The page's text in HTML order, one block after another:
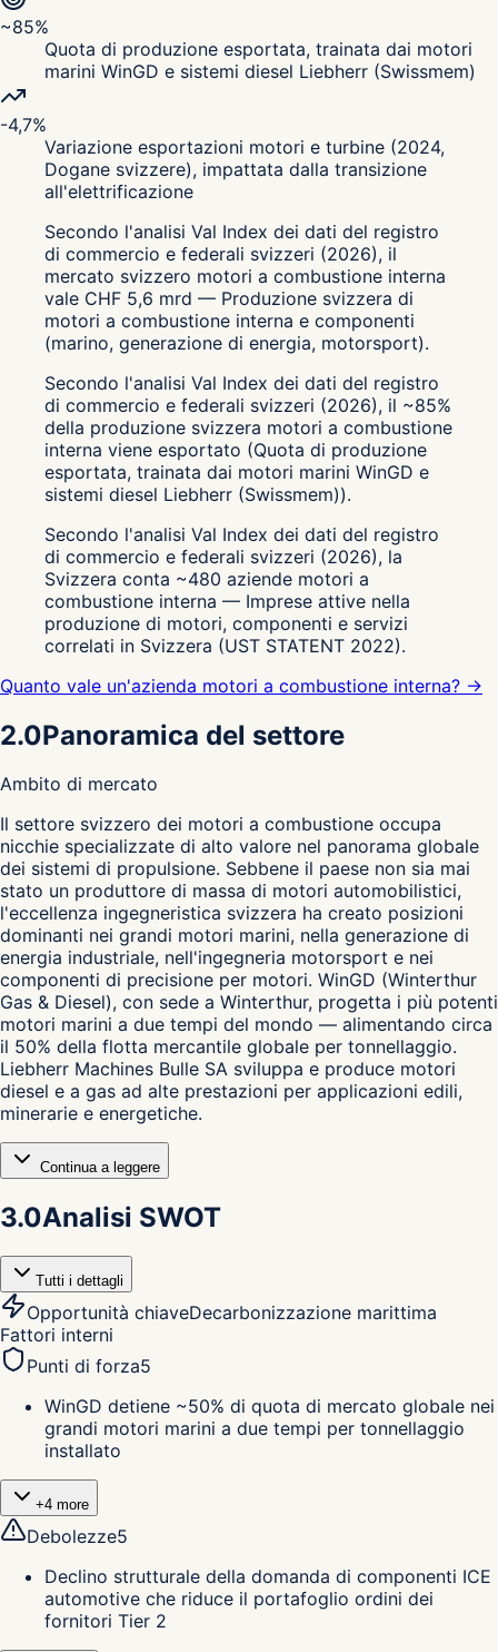
~85%
Quota di produzione esportata, trainata dai motori
marini WinGD e sistemi diesel Liebherr (Swissmem)
-4,7%
Variazione esportazioni motori e turbine (2024,
Dogane svizzere), impattata dalla transizione
all'elettrificazione
Secondo l'analisi Val Index dei dati del registro
di commercio e federali svizzeri (2026), il
mercato svizzero motori a combustione interna
vale CHF 5,6 mrd — Produzione svizzera di
motori a combustione interna e componenti
(marino, generazione di energia, motorsport).
Secondo l'analisi Val Index dei dati del registro
di commercio e federali svizzeri (2026), il ~85%
della produzione svizzera motori a combustione
interna viene esportato (Quota di produzione
esportata, trainata dai motori marini WinGD e
sistemi diesel Liebherr (Swissmem)).
Secondo l'analisi Val Index dei dati del registro
di commercio e federali svizzeri (2026), la
Svizzera conta ~480 aziende motori a
combustione interna — Imprese attive nella
produzione di motori, componenti e servizi
correlati in Svizzera (UST STATENT 2022).
Quanto vale un'azienda motori a combustione interna? →
2.0Panoramica del settore
Ambito di mercato
Il settore svizzero dei motori a combustione occupa
nicchie specializzate di alto valore nel panorama globale
dei sistemi di propulsione. Sebbene il paese non sia mai
stato un produttore di massa di motori automobilistici,
l'eccellenza ingegneristica svizzera ha creato posizioni
dominanti nei grandi motori marini, nella generazione di
energia industriale, nell'ingegneria motorsport e nei
componenti di precisione per motori. WinGD (Winterthur
Gas & Diesel), con sede a Winterthur, progetta i più potenti
motori marini a due tempi del mondo — alimentando circa
il 50% della flotta mercantile globale per tonnellaggio.
Liebherr Machines Bulle SA sviluppa e produce motori
diesel e a gas ad alte prestazioni per applicazioni edili,
minerarie e energetiche.
Continua a leggere
3.0Analisi SWOT
Tutti i dettagli
Opportunità chiaveDecarbonizzazione marittima
Fattori interni
Punti di forza5
WinGD detiene ~50% di quota di mercato globale nei
grandi motori marini a due tempi per tonnellaggio
installato
+4 more
Debolezze5
Declino strutturale della domanda di componenti ICE
automotive che riduce il portafoglio ordini dei
fornitori Tier 2